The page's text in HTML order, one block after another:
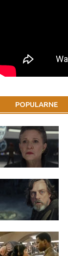
POPULARNE